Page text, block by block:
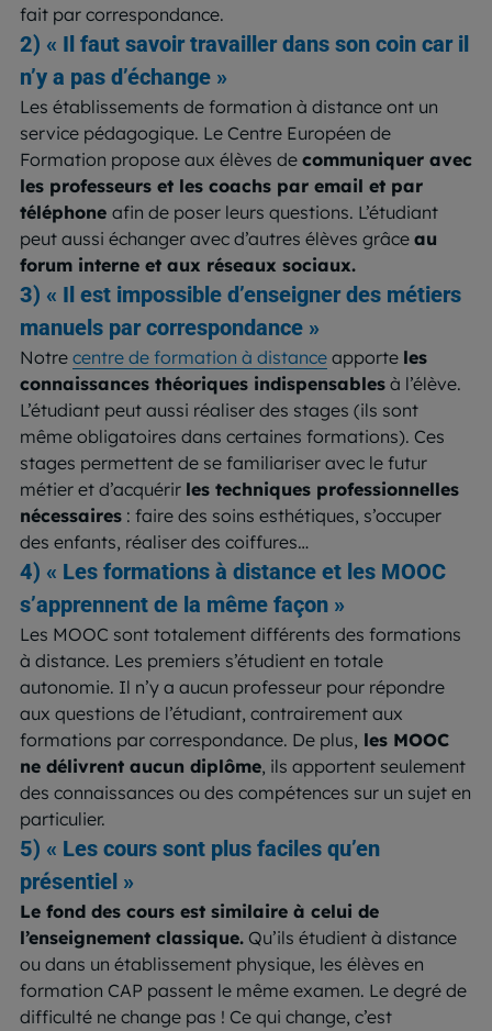
fait par correspondance.
2) « Il faut savoir travailler dans son coin car il
n’y a pas d’échange »
Les établissements de formation à distance ont un
service pédagogique. Le Centre Européen de
Formation propose aux élèves de communiquer avec
les professeurs et les coachs par email et par
téléphone afin de poser leurs questions. L’étudiant
peut aussi échanger avec d’autres élèves grâce au
forum interne et aux réseaux sociaux.
3) « Il est impossible d’enseigner des métiers
manuels par correspondance »
Notre centre de formation à distance apporte les
connaissances théoriques indispensables à l’élève.
L’étudiant peut aussi réaliser des stages (ils sont
même obligatoires dans certaines formations). Ces
stages permettent de se familiariser avec le futur
métier et d’acquérir les techniques professionnelles
nécessaires : faire des soins esthétiques, s’occuper
des enfants, réaliser des coiffures…
4) « Les formations à distance et les MOOC
s’apprennent de la même façon »
Les MOOC sont totalement différents des formations
à distance. Les premiers s’étudient en totale
autonomie. Il n’y a aucun professeur pour répondre
aux questions de l’étudiant, contrairement aux
formations par correspondance. De plus, les MOOC
ne délivrent aucun diplôme, ils apportent seulement
des connaissances ou des compétences sur un sujet en
particulier.
5) « Les cours sont plus faciles qu’en
présentiel »
Le fond des cours est similaire à celui de
l’enseignement classique. Qu’ils étudient à distance
ou dans un établissement physique, les élèves en
formation CAP passent le même examen. Le degré de
difficulté ne change pas ! Ce qui change, c’est